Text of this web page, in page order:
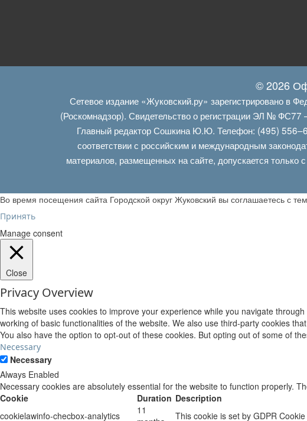
© 2026
Сетевое издание «Жуковский.ру» зарегистрировано в
(Роскомнадзор). Свидетельство о регистрации ЭЛ №
Главный редактор Сошкина Ю.Ю. Телефон: (495)
соответствии с российским и международным
материалов, размещенных на сайте, допускается только
Во время посещения сайта Городской округ Жуковский вы соглашаетесь с
Принять
Manage consent
Close
Privacy Overview
This website uses cookies to improve your experience while you navigate
working of basic functionalities of the website. We also use third-party cookies
You also have the option to opt-out of these cookies. But opting out of some of
Necessary
Necessary
Always Enabled
Necessary cookies are absolutely essential for the website to function properly.
Cookie
Duration Description
cookielawinfo-checbox-analytics
11
This cookie is set by GDPR